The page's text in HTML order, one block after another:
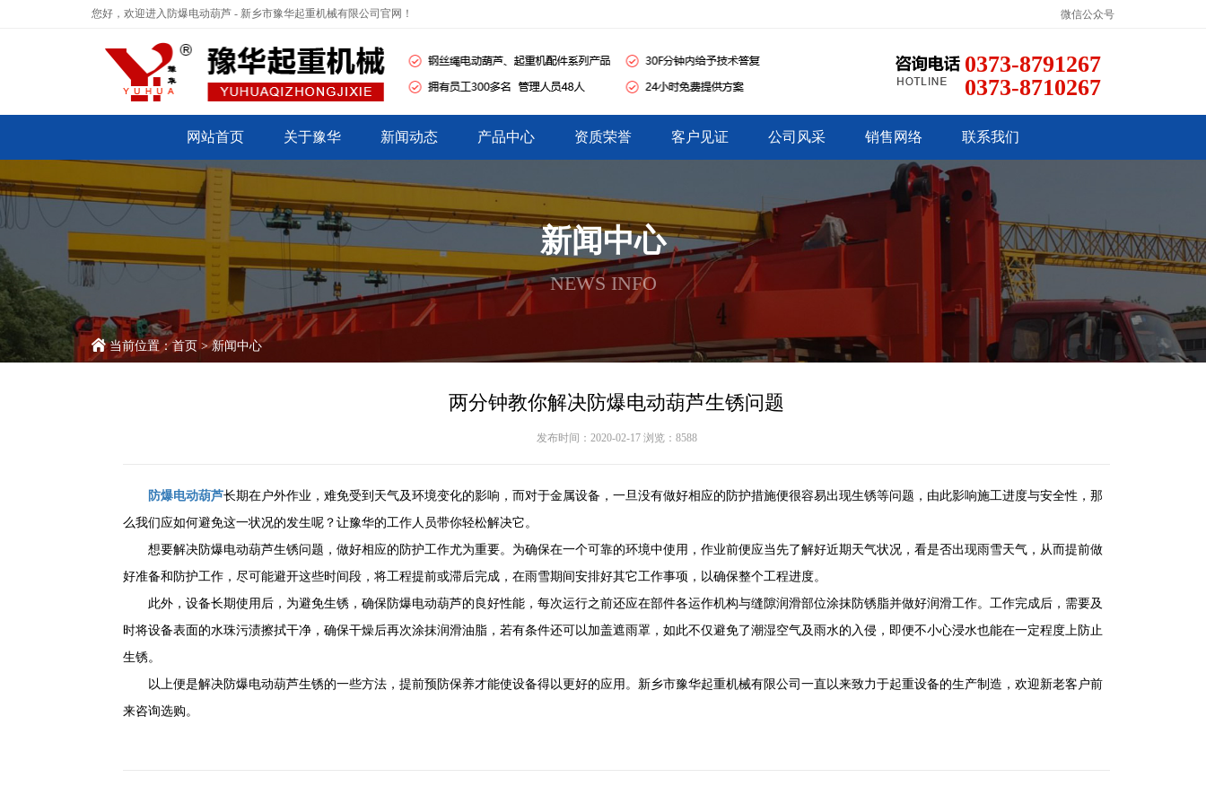
您好，欢迎进入防爆电动葫芦 - 新乡市豫华起重机械有限公司官网！ 微信公众号
0373-8791267
0373-8710267
网站首页 关于豫华 新闻动态 产品中心 资质荣誉 客户见证 公司风采 销售网络 联系我们
新闻中心
NEWS INFO
当前位置：首页>新闻中心
两分钟教你解决防爆电动葫芦生锈问题
发布时间：2020-02-17 浏览：8588
防爆电动葫芦长期在户外作业，难免受到天气及环境变化的影响，而对于金属设备，一旦没有做好相应的防护措施便很容易出现生锈等问题，由此影响施工进度与安全性，那
么我们应如何避免这一状况的发生呢？让豫华的工作人员带你轻松解决它。
想要解决防爆电动葫芦生锈问题，做好相应的防护工作尤为重要。为确保在一个可靠的环境中使用，作业前便应当先了解好近期天气状况，看是否出现雨雪天气，从而提前做
好准备和防护工作，尽可能避开这些时间段，将工程提前或滞后完成，在雨雪期间安排好其它工作事项，以确保整个工程进度。
此外，设备长期使用后，为避免生锈，确保防爆电动葫芦的良好性能，每次运行之前还应在部件各运作机构与缝隙润滑部位涂抹防锈脂并做好润滑工作。工作完成后，需要及
时将设备表面的水珠污渍擦拭干净，确保干燥后再次涂抹润滑油脂，若有条件还可以加盖遮雨罩，如此不仅避免了潮湿空气及雨水的入侵，即便不小心浸水也能在一定程度上防止
生锈。
以上便是解决防爆电动葫芦生锈的一些方法，提前预防保养才能使设备得以更好的应用。新乡市豫华起重机械有限公司一直以来致力于起重设备的生产制造，欢迎新老客户前
来咨询选购。